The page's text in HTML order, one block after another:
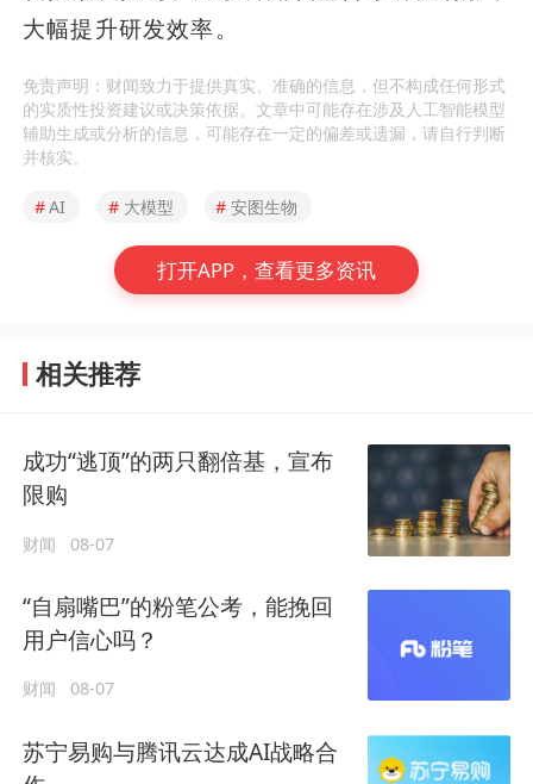
大幅提升研发效率。
免责声明：财闻致力于提供真实、准确的信息，但不构成任何形式
的实质性投资建议或决策依据。文章中可能存在涉及人工智能模型
辅助生成或分析的信息，可能存在一定的偏差或遗漏，请自行判断
并核实。
#AI # 大模型 # 安图生物
打开APP，查看更多资讯
相关推荐
成功“逃顶”的两只翻倍基，宣布
限购
财闻 08-07
“自扇嘴巴”的粉笔公考，能挽回
用户信心吗？
财闻 08-07
苏宁易购与腾讯云达成AI战略合